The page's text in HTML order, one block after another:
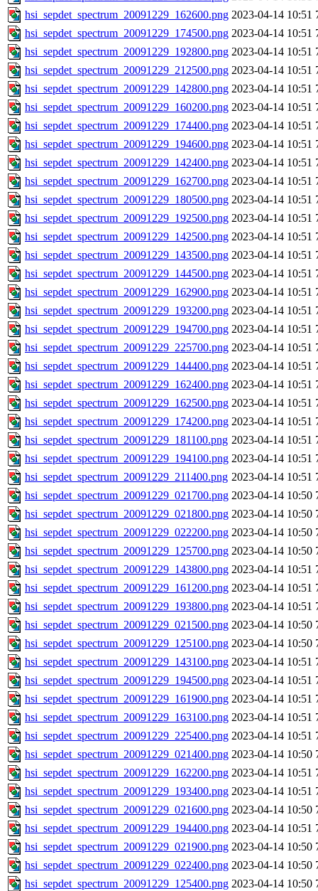
hsi_sepdet_spectrum_20091229_162600.png 2023-04-14 10:51
hsi_sepdet_spectrum_20091229_174500.png 2023-04-14 10:51
hsi_sepdet_spectrum_20091229_192800.png 2023-04-14 10:51
hsi_sepdet_spectrum_20091229_212500.png 2023-04-14 10:51
hsi_sepdet_spectrum_20091229_142800.png 2023-04-14 10:51
hsi_sepdet_spectrum_20091229_160200.png 2023-04-14 10:51
hsi_sepdet_spectrum_20091229_174400.png 2023-04-14 10:51
hsi_sepdet_spectrum_20091229_194600.png 2023-04-14 10:51
hsi_sepdet_spectrum_20091229_142400.png 2023-04-14 10:51
hsi_sepdet_spectrum_20091229_162700.png 2023-04-14 10:51
hsi_sepdet_spectrum_20091229_180500.png 2023-04-14 10:51
hsi_sepdet_spectrum_20091229_192500.png 2023-04-14 10:51
hsi_sepdet_spectrum_20091229_142500.png 2023-04-14 10:51
hsi_sepdet_spectrum_20091229_143500.png 2023-04-14 10:51
hsi_sepdet_spectrum_20091229_144500.png 2023-04-14 10:51
hsi_sepdet_spectrum_20091229_162900.png 2023-04-14 10:51
hsi_sepdet_spectrum_20091229_193200.png 2023-04-14 10:51
hsi_sepdet_spectrum_20091229_194700.png 2023-04-14 10:51
hsi_sepdet_spectrum_20091229_225700.png 2023-04-14 10:51
hsi_sepdet_spectrum_20091229_144400.png 2023-04-14 10:51
hsi_sepdet_spectrum_20091229_162400.png 2023-04-14 10:51
hsi_sepdet_spectrum_20091229_162500.png 2023-04-14 10:51
hsi_sepdet_spectrum_20091229_174200.png 2023-04-14 10:51
hsi_sepdet_spectrum_20091229_181100.png 2023-04-14 10:51
hsi_sepdet_spectrum_20091229_194100.png 2023-04-14 10:51
hsi_sepdet_spectrum_20091229_211400.png 2023-04-14 10:51
hsi_sepdet_spectrum_20091229_021700.png 2023-04-14 10:50
hsi_sepdet_spectrum_20091229_021800.png 2023-04-14 10:50
hsi_sepdet_spectrum_20091229_022200.png 2023-04-14 10:50
hsi_sepdet_spectrum_20091229_125700.png 2023-04-14 10:50
hsi_sepdet_spectrum_20091229_143800.png 2023-04-14 10:51
hsi_sepdet_spectrum_20091229_161200.png 2023-04-14 10:51
hsi_sepdet_spectrum_20091229_193800.png 2023-04-14 10:51
hsi_sepdet_spectrum_20091229_021500.png 2023-04-14 10:50
hsi_sepdet_spectrum_20091229_125100.png 2023-04-14 10:50
hsi_sepdet_spectrum_20091229_143100.png 2023-04-14 10:51
hsi_sepdet_spectrum_20091229_194500.png 2023-04-14 10:51
hsi_sepdet_spectrum_20091229_161900.png 2023-04-14 10:51
hsi_sepdet_spectrum_20091229_163100.png 2023-04-14 10:51
hsi_sepdet_spectrum_20091229_225400.png 2023-04-14 10:51
hsi_sepdet_spectrum_20091229_021400.png 2023-04-14 10:50
hsi_sepdet_spectrum_20091229_162200.png 2023-04-14 10:51
hsi_sepdet_spectrum_20091229_193400.png 2023-04-14 10:51
hsi_sepdet_spectrum_20091229_021600.png 2023-04-14 10:50
hsi_sepdet_spectrum_20091229_194400.png 2023-04-14 10:51
hsi_sepdet_spectrum_20091229_021900.png 2023-04-14 10:50
hsi_sepdet_spectrum_20091229_022400.png 2023-04-14 10:50
hsi_sepdet_spectrum_20091229_125400.png 2023-04-14 10:50